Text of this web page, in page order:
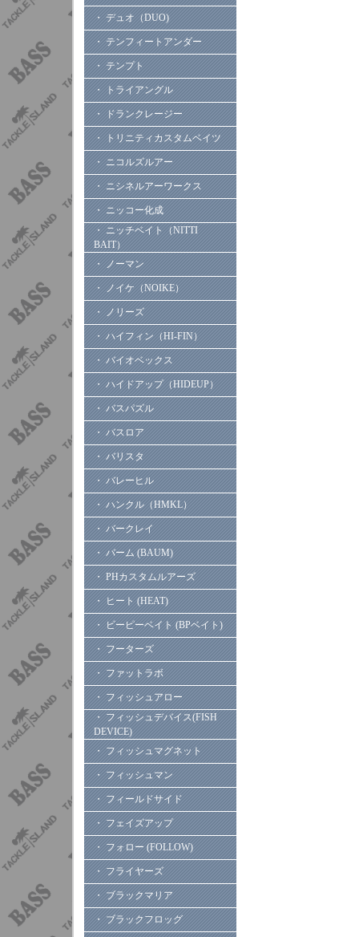
・ デュオ（DUO)
・ テンフィートアンダー
・ テンプト
・ トライアングル
・ ドランクレージー
・ トリニティカスタムベイツ
・ ニコルズルアー
・ ニシネルアーワークス
・ ニッコー化成
・ ニッチベイト（NITTI
BAIT）
・ ノーマン
・ ノイケ（NOIKE）
・ ノリーズ
・ ハイフィン（HI-FIN）
・ バイオベックス
・ ハイドアップ（HIDEUP）
・ バスパズル
・ バスロア
・ バリスタ
・ バレーヒル
・ ハンクル（HMKL）
・ バークレイ
・ バーム (BAUM)
・ PHカスタムルアーズ
・ ヒート (HEAT)
・ ビーピーベイト (BPベイト)
・ フーターズ
・ ファットラボ
・ フィッシュアロー
・ フィッシュデバイス(FISH
DEVICE)
・ フィッシュマグネット
・ フィッシュマン
・ フィールドサイド
・ フェイズアップ
・ フォロー (FOLLOW)
・ フライヤーズ
・ ブラックマリア
・ ブラックフロッグ